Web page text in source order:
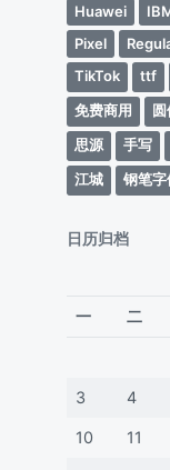
Huawei
Pixel
TikTok
ttf
免费商用
思源
手写
江城
钢笔字
日历归档
一 二
3 4
10 11